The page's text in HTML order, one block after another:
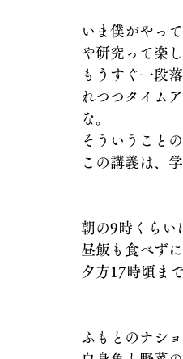
いま僕がやっ
や研究って楽
もうすぐ一段
れつつタイム
な。
そういうこと
この講義は、
朝の9時くらい
昼飯も食べず
夕方17時頃ま
ふもとのナシ